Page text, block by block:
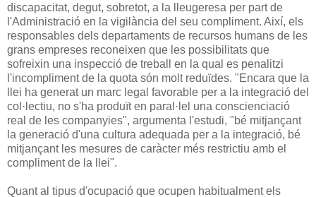
discapacitat, degut, sobretot, a la lleugeresa per part de
l'Administració en la vigilància del seu compliment. Així, els
responsables dels departaments de recursos humans de les
grans empreses reconeixen que les possibilitats que
sofreixin una inspecció de treball en la qual es penalitzi
l'incompliment de la quota són molt reduïdes. "Encara que la
llei ha generat un marc legal favorable per a la integració del
col·lectiu, no s'ha produït en paral·lel una conscienciació
real de les companyies", argumenta l'estudi, "bé mitjançant
la generació d'una cultura adequada per a la integració, bé
mitjançant les mesures de caràcter més restrictiu amb el
compliment de la llei".
Quant al tipus d'ocupació que ocupen habitualment els